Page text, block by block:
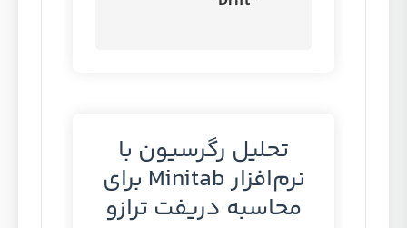
تحلیل رگرسیون با
نرم‌افزار Minitab برای
محاسبه دریفت ترازو